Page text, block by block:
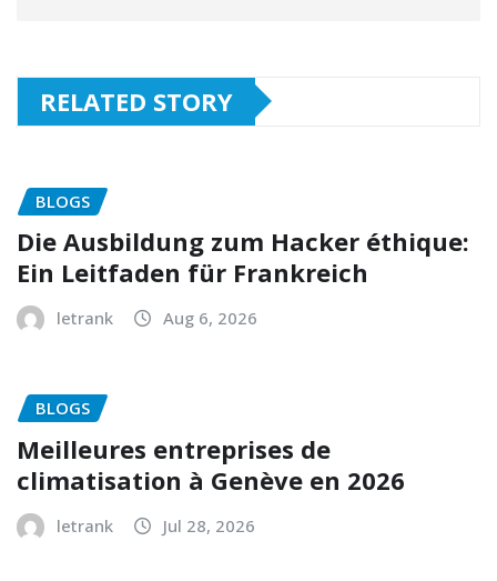
RELATED STORY
BLOGS
Die Ausbildung zum Hacker éthique:
Ein Leitfaden für Frankreich
letrank Aug 6, 2026
BLOGS
Meilleures entreprises de
climatisation à Genève en 2026
letrank Jul 28, 2026